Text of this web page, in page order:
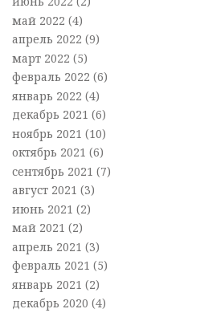
май 2022 (4)
апрель 2022 (9)
март 2022 (5)
февраль 2022 (6)
январь 2022 (4)
декабрь 2021 (6)
ноябрь 2021 (10)
октябрь 2021 (6)
сентябрь 2021 (7)
август 2021 (3)
июнь 2021 (2)
май 2021 (2)
апрель 2021 (3)
февраль 2021 (5)
январь 2021 (2)
декабрь 2020 (4)